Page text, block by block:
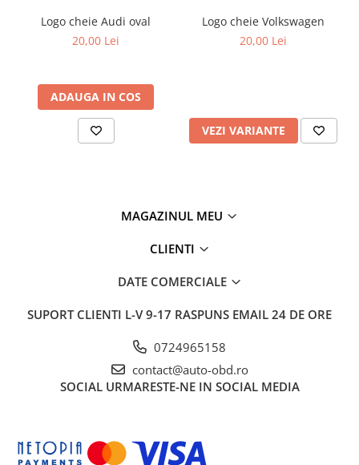
Logo cheie Audi oval
20,00 Lei
ADAUGA IN COS
Logo cheie Volkswagen
20,00 Lei
VEZI VARIANTE
MAGAZINUL MEU
CLIENTI
DATE COMERCIALE
SUPORT CLIENTI L-V 9-17 RASPUNS EMAIL 24 DE ORE
0724965158
contact@auto-obd.ro
SOCIAL URMARESTE-NE IN SOCIAL MEDIA